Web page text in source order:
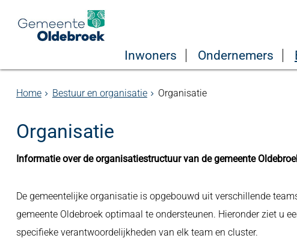
Inwoners Ondernemers
Home Bestuur en organisatie Organisatie
Organisatie
Informatie over de organisatiestructuur van de gemeente
De gemeentelijke organisatie is opgebouwd uit verschillende
gemeente Oldebroek optimaal te ondersteunen. Hieronder ziet u
specifieke verantwoordelijkheden van elk team en cluster.